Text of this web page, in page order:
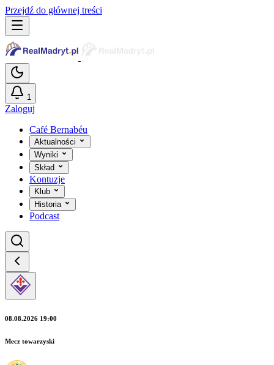
Przejdź do głównej treści
1
Zaloguj
Café Bernabéu
Aktualności
Wyniki
Skład
Kontuzje
Klub
Historia
Podcast
08.08.2026 19:00
Mecz towarzyski